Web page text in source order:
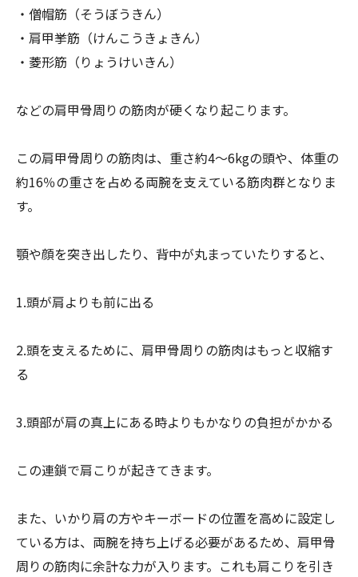
・僧帽筋（そうぼうきん）
・肩甲挙筋（けんこうきょきん）
・菱形筋（りょうけいきん）
などの肩甲骨周りの筋肉が硬くなり起こります。
この肩甲骨周りの筋肉は、重さ約4～6kgの頭や、体重の
約16％の重さを占める両腕を支えている筋肉群となりま
す。
顎や顔を突き出したり、背中が丸まっていたりすると、
1.頭が肩よりも前に出る
2.頭を支えるために、肩甲骨周りの筋肉はもっと収縮す
る
3.頭部が肩の真上にある時よりもかなりの負担がかかる
この連鎖で肩こりが起きてきます。
また、 いかり肩の方やキーボードの位置を高めに設定し
ている方は、 両腕を持ち上げる必要があるため、 肩甲骨
周りの筋肉に余計な力が入ります。 これも肩こりを引き